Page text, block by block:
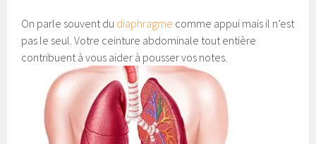
On parle souvent du diaphragme comme appui mais il n’est
pas le seul. Votre ceinture abdominale tout entière
contribuent à vous aider à pousser vos notes.